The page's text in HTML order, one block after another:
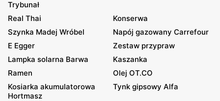
Trybunał
Real Thai
Konserwa
Szynka Madej Wróbel
Napój gazowany Carrefour
E Egger
Zestaw przypraw
Lampka solarna Barwa
Kaszanka
Ramen
Olej OT.CO
Kosiarka akumulatorowa
Hortmasz
Tynk gipsowy Alfa